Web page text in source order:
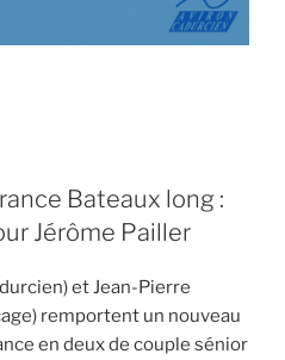
Bateaux long :
Jérôme Pailler
et Jean-Pierre
remportent un nouveau
en deux de couple sénior